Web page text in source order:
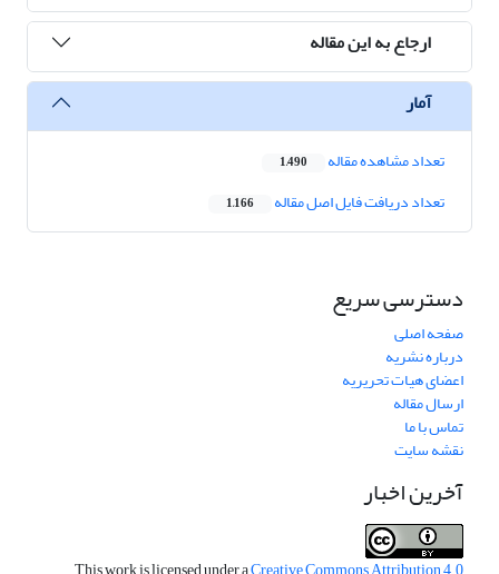
ارجاع به این مقاله
آمار
تعداد مشاهده مقاله 1,490
تعداد دریافت فایل اصل مقاله 1,166
دسترسی سریع
صفحه اصلی
درباره نشریه
اعضای هیات تحریریه
ارسال مقاله
تماس با ما
نقشه سایت
آخرین اخبار